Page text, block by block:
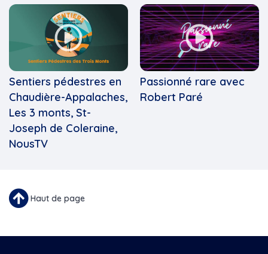
Sentiers pédestres en
Chaudière-Appalaches,
Les 3 monts, St-
Joseph de Coleraine,
NousTV
Passionné rare avec
Robert Paré
Haut de page